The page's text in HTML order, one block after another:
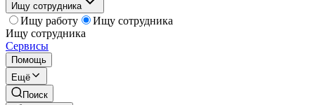
Ищу сотрудника
Ищу работу
Ищу сотрудника
Ищу сотрудника
Сервисы
Помощь
Ещё
Поиск